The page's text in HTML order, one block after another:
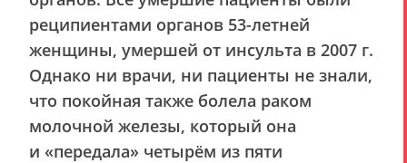
реципиентами органов 53-летней
женщины, умершей от инсульта в 2007 г.
Однако ни врачи, ни пациенты не знали,
что покойная также болела раком
молочной железы, который она
и «передала» четырём из пяти